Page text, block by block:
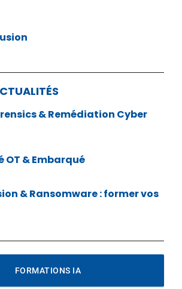
& Remédiation Cyber
OT & Embarqué
& Ransomware : former vos
FORMATIONS IA